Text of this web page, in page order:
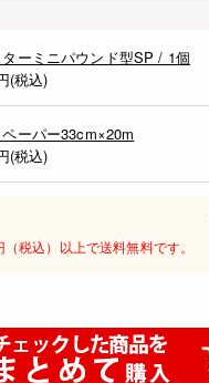
ーミニパウンド型SP / 1個
(税込)
ーパー33cm×20m
(税込)
税込）以上で送料無料です。